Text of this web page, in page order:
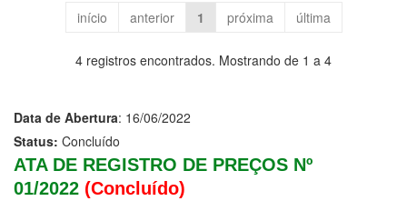
início anterior 1 próxima última
4 registros encontrados. Mostrando de 1 a 4
Data de Abertura: 16/06/2022
Status: Concluído
ATA DE REGISTRO DE PREÇOS Nº
01/2022 (Concluído)